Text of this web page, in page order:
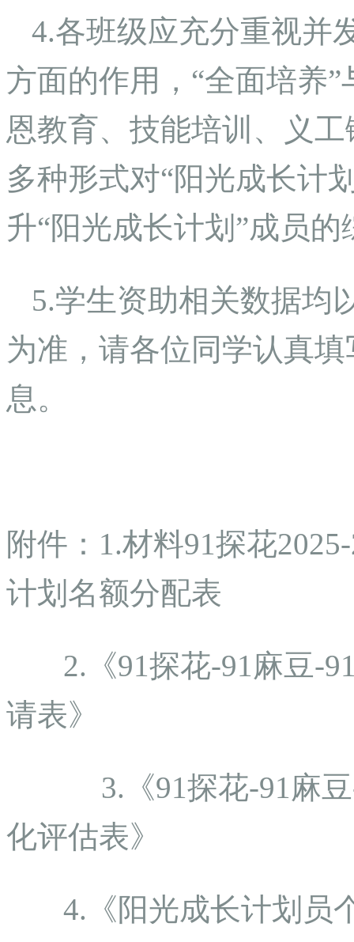
4.各班级应充分重视并
方面的作用，“全面培养
恩教育、技能培训、义
多种形式对“阳光成长计
升“阳光成长计划”成员的
5.学生资助相关数据均
为准，请各位同学认真
息。
附件：1.材料91探花
计划名额分配表
2.《91探花-91麻豆-
请表》
3.《91探花-91麻豆-
化评估表》
4.《阳光成长计划员